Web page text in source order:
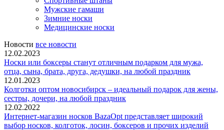
Мужские гамаши
Зимние носки
Медицинские носки
Новости все новости
12.02.2023
Носки или боксеры станут отличным подарком для мужа,
отца, сына, брата, друга, дедушки, на любой праздник
12.01.2023
Колготки оптом новосибирск – идеальный подарок для жены,
сестры, дочери, на любой праздник
12.02.2022
Интернет-магазин носков BazaOpt представляет широкий
выбор носков, колготок, лосин, боксеров и прочих изделий